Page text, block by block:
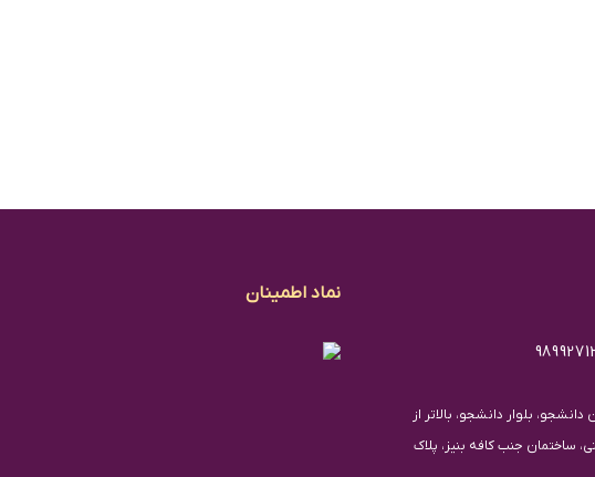
بلوار دانشجو، بالاتر از
ساختمان جنب کافه بنیز، پلاک
نماد اطمینان